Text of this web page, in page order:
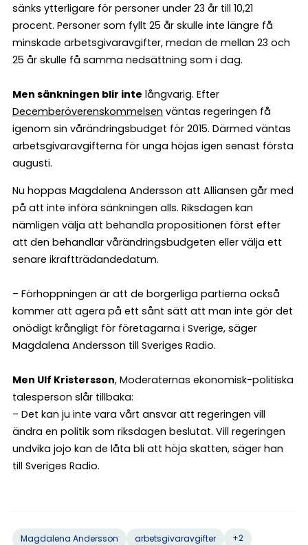
sänks ytterligare för personer under 23 år till 10,21
procent. Personer som fyllt 25 år skulle inte längre få
minskade arbetsgivaravgifter, medan de mellan 23 och
25 år skulle få samma nedsättning som i dag.
Men sänkningen blir inte långvarig. Efter
Decemberöverenskommelsen väntas regeringen få
igenom sin vårändringsbudget för 2015. Därmed väntas
arbetsgivaravgifterna för unga höjas igen senast första
augusti.
Nu hoppas Magdalena Andersson att Alliansen går med
på att inte införa sänkningen alls. Riksdagen kan
nämligen välja att behandla propositionen först efter
att den behandlar vårändringsbudgeten eller välja ett
senare ikraftträdandedatum.
– Förhoppningen är att de borgerliga partierna också
kommer att agera på ett sånt sätt att man inte gör det
onödigt krångligt för företagarna i Sverige, säger
Magdalena Andersson till Sveriges Radio.
Men Ulf Kristersson, Moderaternas ekonomisk-politiska
talesperson slår tillbaka:
– Det kan ju inte vara vårt ansvar att regeringen vill
ändra en politik som riksdagen beslutat. Vill regeringen
undvika jojo kan de låta bli att höja skatten, säger han
till Sveriges Radio.
Magdalena Andersson arbetsgivaravgifter
+2